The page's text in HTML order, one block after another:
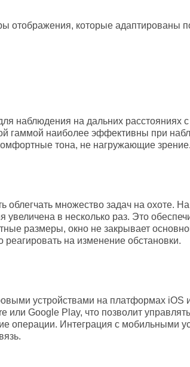
отображения, которые адаптированы
наблюдения на дальних расстояниях
гаммой наиболее эффективны при
тона, не нагружающие зрение.
облегчать множество задач на охоте.
в несколько раз. Это
размеры, окно не закрывает
реагировать на изменение обстановки.
устройствами на платформах iOS
или Google Play, что позволит
операции. Интеграция с мобильными